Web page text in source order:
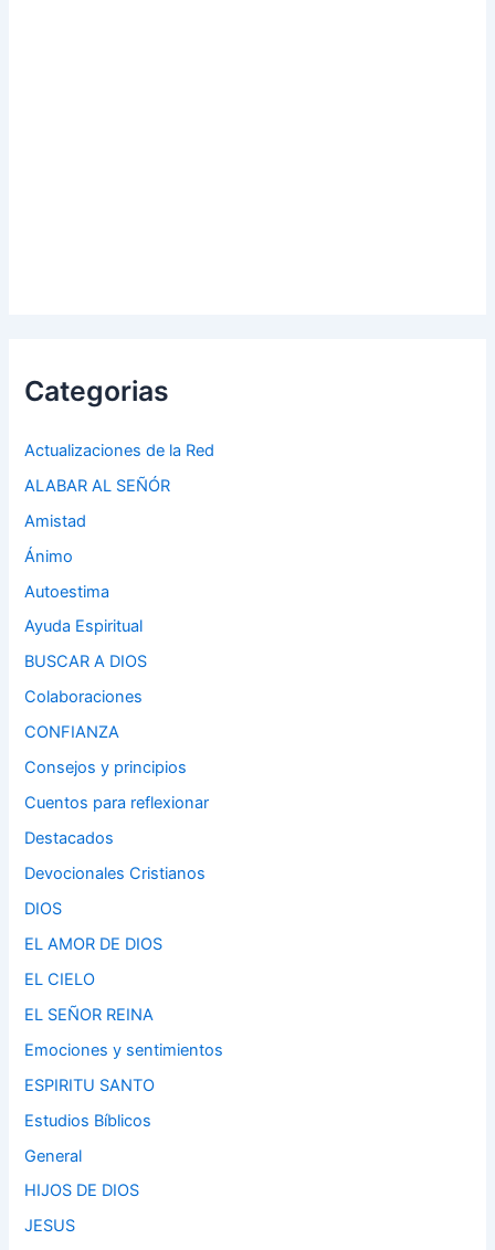
Categorias
Actualizaciones de la Red
ALABAR AL SEÑÓR
Amistad
Ánimo
Autoestima
Ayuda Espiritual
BUSCAR A DIOS
Colaboraciones
CONFIANZA
Consejos y principios
Cuentos para reflexionar
Destacados
Devocionales Cristianos
DIOS
EL AMOR DE DIOS
EL CIELO
EL SEÑOR REINA
Emociones y sentimientos
ESPIRITU SANTO
Estudios Bíblicos
General
HIJOS DE DIOS
JESUS